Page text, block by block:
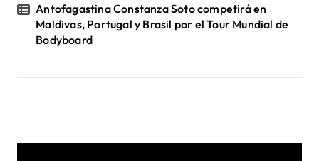
Antofagastina Constanza Soto competirá en
Maldivas, Portugal y Brasil por el Tour Mundial de
Bodyboard